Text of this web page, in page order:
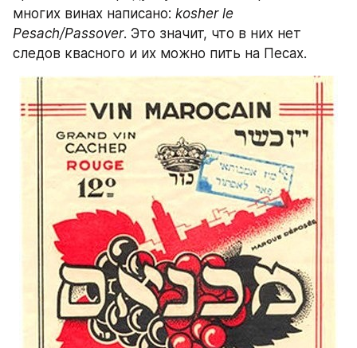
многих винах написано: kosher le
Pesach/Passover. Это значит, что в них нет
следов квасного и их можно пить на Песах.